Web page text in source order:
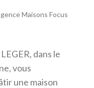
Maisons Focus
dans le
vous
une maison